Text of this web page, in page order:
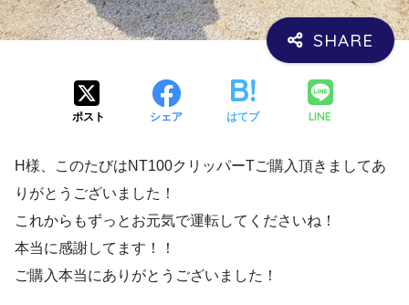
ポスト シェア はてブ LINE
H様、このたびはNT100クリッパーTご購入頂きましてあ
りがとうございました！
これからもずっとお元気で運転してくださいね！
本当に感謝してます！！
ご購入本当にありがとうございました！